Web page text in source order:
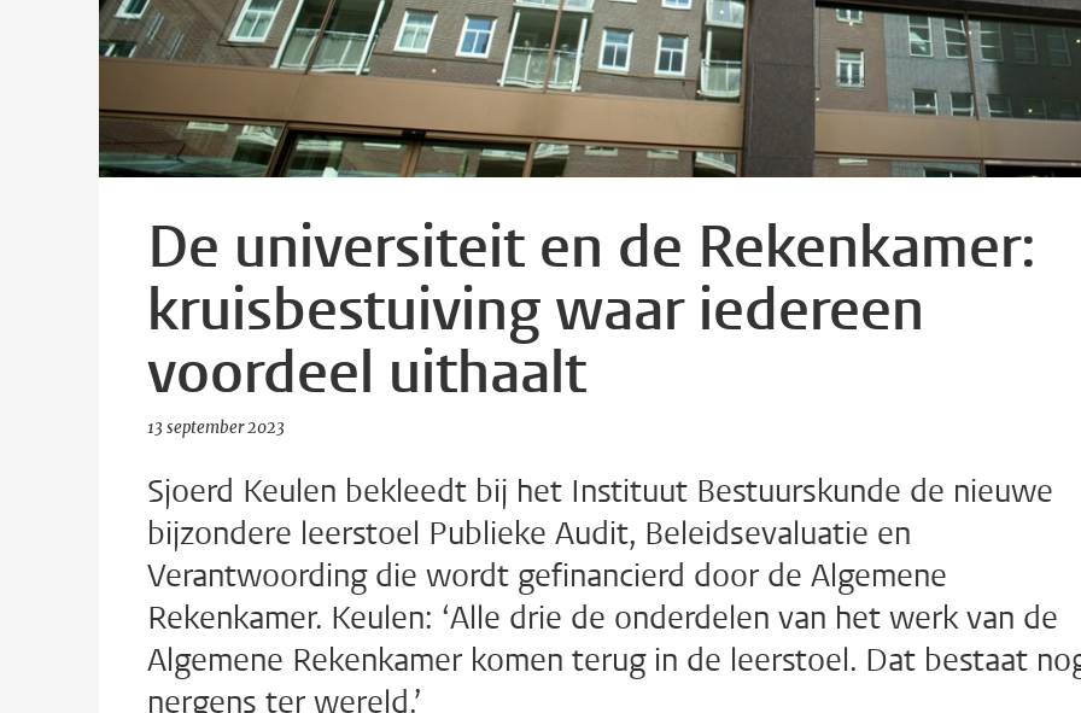
De universiteit en de Rekenkamer:
kruisbestuiving waar iedereen
voordeel uithaalt
13 september 2023
Sjoerd Keulen bekleedt bij het Instituut Bestuurskunde de nieuwe
bijzondere leerstoel Publieke Audit, Beleidsevaluatie en
Verantwoording die wordt gefinancierd door de Algemene
Rekenkamer. Keulen: ‘Alle drie de onderdelen van het werk van de
Algemene Rekenkamer komen terug in de leerstoel. Dat bestaat
nergens ter wereld.’